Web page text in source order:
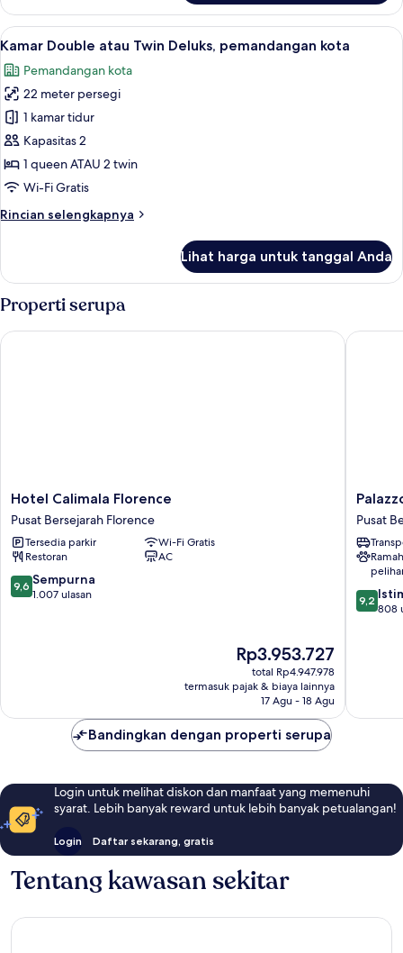
Kamar
Keluarga
(4
Lihat
semua
foto
untuk
Kamar
Double
atau
Twin
pemandangan
Kamar Double atau Twin Deluks,
7
Kamar Double atau Twin Deluks, pemandangan kota
Pemandangan kota
22 meter persegi
1 kamar tidur
Kapasitas 2
1 queen ATAU 2 twin
Wi-Fi Gratis
Rincian selengkapnya
Rincian
Kamar
atau
Deluks,
Lihat harga untuk tanggal Anda
Properti serupa
Hotel
Calimala
Florence
Pusat
Bersejarah
Florence
Hotel Calimala Florence
Pusat Bersejarah Florence
Tersedia parkir
Wi-Fi Gratis
Restoran
AC
9.6
dari
9,6 Sempurna
1.007 ulasan
Harga
sekarang
Rp3.953.727
Rp3.953.727
total Rp4.947.978
termasuk pajak & biaya lainnya
17 Agu - 18 Agu
Hotel Calimala Florence
Palazzo
Alfieri
d’epoca
Pusat
Florence
Pusat
9.2
dari
9,2
808
Palazzo
Bandingkan dengan properti serupa
Login untuk melihat diskon dan manfaat yang memenuhi
syarat. Lebih banyak reward untuk lebih banyak petualangan!
Login Daftar sekarang, gratis
Tentang kawasan sekitar